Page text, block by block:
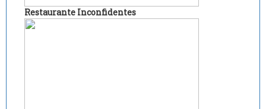
Restaurante Inconfidentes